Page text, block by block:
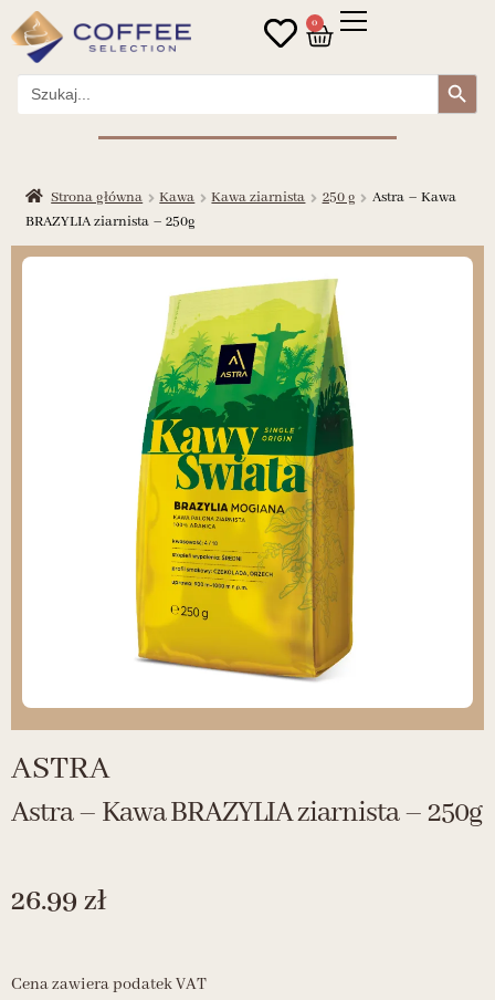
0
Search
for:
Search Button
Strona główna Kawa Kawa ziarnista 250 g
Astra – Kawa
BRAZYLIA ziarnista – 250g
ASTRA
Astra – Kawa BRAZYLIA ziarnista – 250g
26.99 zł
Cena zawiera podatek VAT